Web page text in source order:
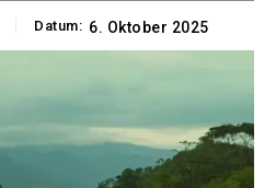
Datum: 6. Oktober 2025